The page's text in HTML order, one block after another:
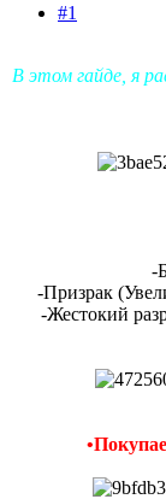
#1
В этом гайде, я
-
-Призрак
-Жестокий